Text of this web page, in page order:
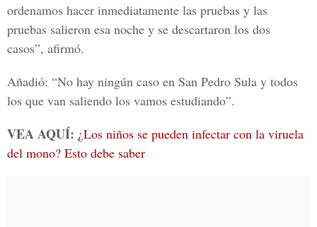
ordenamos hacer inmediatamente las pruebas y las
pruebas salieron esa noche y se descartaron los dos
casos”, afirmó.
Añadió: “No hay ningún caso en San Pedro Sula y todos
los que van saliendo los vamos estudiando”.
VEA AQUÍ: ¿Los niños se pueden infectar con la viruela
del mono? Esto debe saber